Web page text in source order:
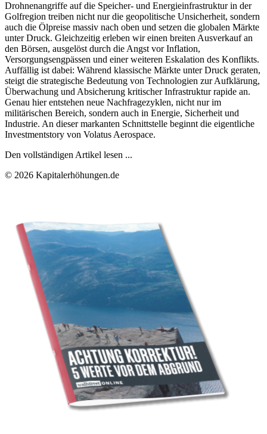
Drohnenangriffe auf die Speicher- und Energieinfrastruktur in der
Golfregion treiben nicht nur die geopolitische Unsicherheit, sondern
auch die Ölpreise massiv nach oben und setzen die globalen Märkte
unter Druck. Gleichzeitig erleben wir einen breiten Ausverkauf an
den Börsen, ausgelöst durch die Angst vor Inflation,
Versorgungsengpässen und einer weiteren Eskalation des Konflikts.
Auffällig ist dabei: Während klassische Märkte unter Druck geraten,
steigt die strategische Bedeutung von Technologien zur Aufklärung,
Überwachung und Absicherung kritischer Infrastruktur rapide an.
Genau hier entstehen neue Nachfragezyklen, nicht nur im
militärischen Bereich, sondern auch in Energie, Sicherheit und
Industrie. An dieser markanten Schnittstelle beginnt die eigentliche
Investmentstory von Volatus Aerospace.
Den vollständigen Artikel lesen ...
© 2026 Kapitalerhöhungen.de